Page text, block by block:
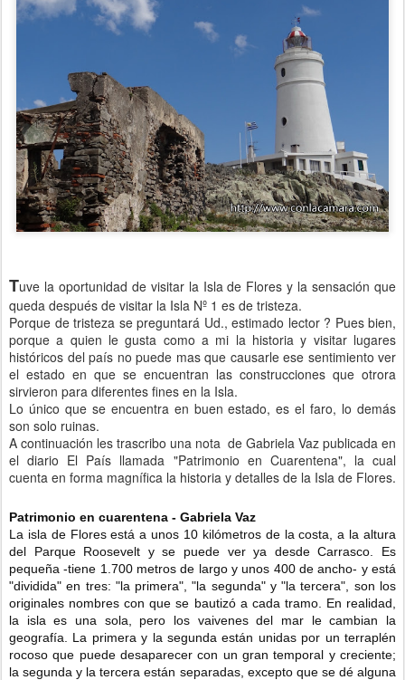
Tuve la oportunidad de visitar la Isla de Flores y la sensación que
queda después de visitar la Isla Nº 1 es de tristeza.
Porque de tristeza se preguntará Ud., estimado lector ? Pues bien,
porque a quien le gusta como a mi la historia y visitar lugares
históricos del país no puede mas que causarle ese sentimiento ver
el estado en que se encuentran las construcciones que otrora
sirvieron para diferentes fines en la Isla.
Lo único que se encuentra en buen estado, es el faro, lo demás
son solo ruinas.
A continuación les trascribo una nota de Gabriela Vaz publicada en
el diario El País llamada "Patrimonio en Cuarentena", la cual
cuenta en forma magnífica la historia y detalles de la Isla de Flores.
Patrimonio en cuarentena - Gabriela Vaz
La isla de Flores está a unos 10 kilómetros de la costa, a la altura
del Parque Roosevelt y se puede ver ya desde Carrasco. Es
pequeña -tiene 1.700 metros de largo y unos 400 de ancho- y está
"dividida" en tres: "la primera", "la segunda" y "la tercera", son los
originales nombres con que se bautizó a cada tramo. En realidad,
la isla es una sola, pero los vaivenes del mar le cambian la
geografía. La primera y la segunda están unidas por un terraplén
rocoso que puede desaparecer con un gran temporal y creciente;
la segunda y la tercera están separadas, excepto que se dé alguna